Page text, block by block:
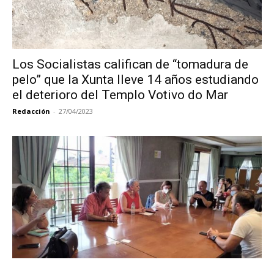
Los Socialistas califican de “tomadura de
pelo” que la Xunta lleve 14 años estudiando
el deterioro del Templo Votivo do Mar
Redacción - 27/04/2023